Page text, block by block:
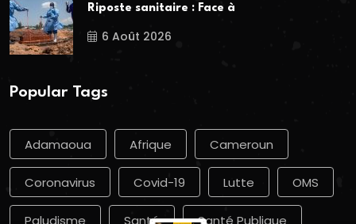
Riposte sanitaire : Face à
6 Août 2026
Popular Tags
Adamaoua Afrique Cameroun
Coronavirus Covid-19 Lutte OMS
Paludisme Santé Santé Publique